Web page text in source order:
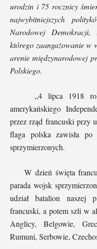
urodzin i 75 rocznicy
najwybitniejszych
Narodowej
którego zaangażowanie w
arenie międzynarodowej
Polskiego.
„4 lipca 1918 roku
amerykańskiego
przez rząd francuski przy
flaga polska zawisła
sprzymierzonych.
W dzień święta
parada wojsk
udział batalion naszej
francuski, a potem szli w
Anglicy, Belgowie,
Rumuni, Serbowie,